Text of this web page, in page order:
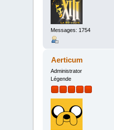
Messages: 1754
Aerticum
Administrator
Légende